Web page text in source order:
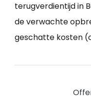
terugverdientijd in
de verwachte
geschatte kosten